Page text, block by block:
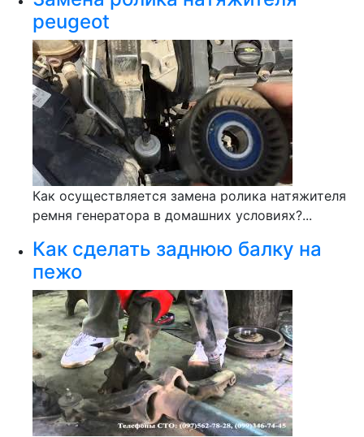
peugeot
Как осуществляется замена ролика натяжителя
ремня генератора в домашних условиях?...
Как сделать заднюю балку на
пежо